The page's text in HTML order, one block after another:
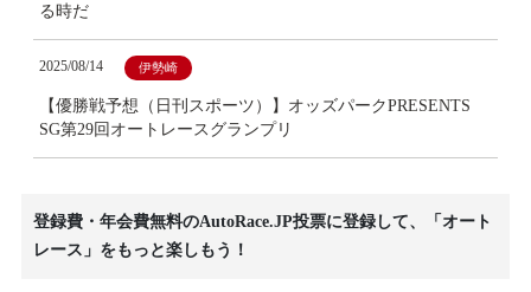
る時だ
2025/08/14 伊勢崎
【優勝戦予想（日刊スポーツ）】オッズパークPRESENTS
SG第29回オートレースグランプリ
登録費・年会費無料のAutoRace.JP投票に登録して、「オート
レース」をもっと楽しもう！